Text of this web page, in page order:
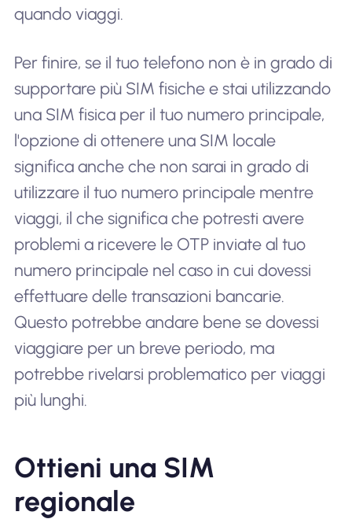
quando viaggi.
Per finire, se il tuo telefono non è in grado di
supportare più SIM fisiche e stai utilizzando
una SIM fisica per il tuo numero principale,
l'opzione di ottenere una SIM locale
significa anche che non sarai in grado di
utilizzare il tuo numero principale mentre
viaggi, il che significa che potresti avere
problemi a ricevere le OTP inviate al tuo
numero principale nel caso in cui dovessi
effettuare delle transazioni bancarie.
Questo potrebbe andare bene se dovessi
viaggiare per un breve periodo, ma
potrebbe rivelarsi problematico per viaggi
più lunghi.
Ottieni una SIM
regionale